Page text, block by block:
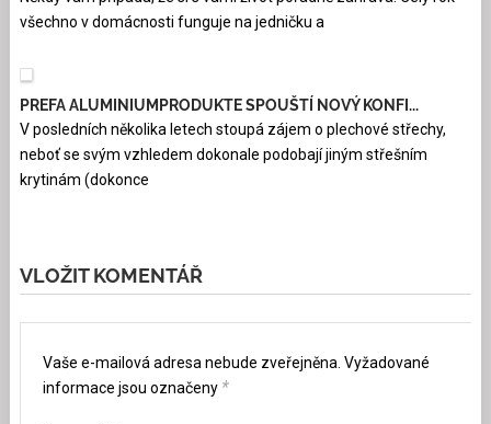
všechno v domácnosti funguje na jedničku a
PREFA ALUMINIUMPRODUKTE SPOUŠTÍ NOVÝ KONFI...
V posledních několika letech stoupá zájem o plechové střechy,
neboť se svým vzhledem dokonale podobají jiným střešním
krytinám (dokonce
VLOŽIT KOMENTÁŘ
Vaše e-mailová adresa nebude zveřejněna. Vyžadované
informace jsou označeny *